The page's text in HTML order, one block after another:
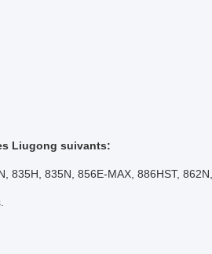
Liugong suivants:
835H, 835N, 856E-MAX, 886HST, 862N,